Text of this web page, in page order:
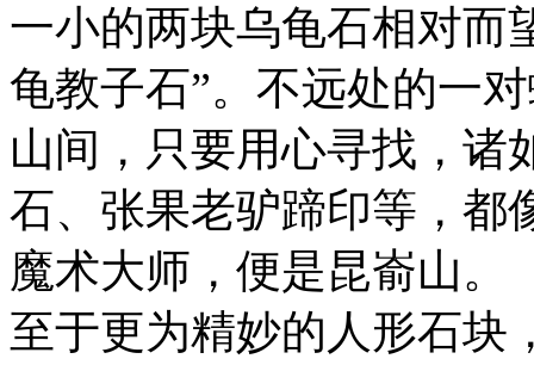
一小的两块乌龟石相对而
龟教子石”。不远处的一
山间，只要用心寻找，诸
石、张果老驴蹄印等，都
魔术大师，便是昆嵛山。
至于更为精妙的人形石块